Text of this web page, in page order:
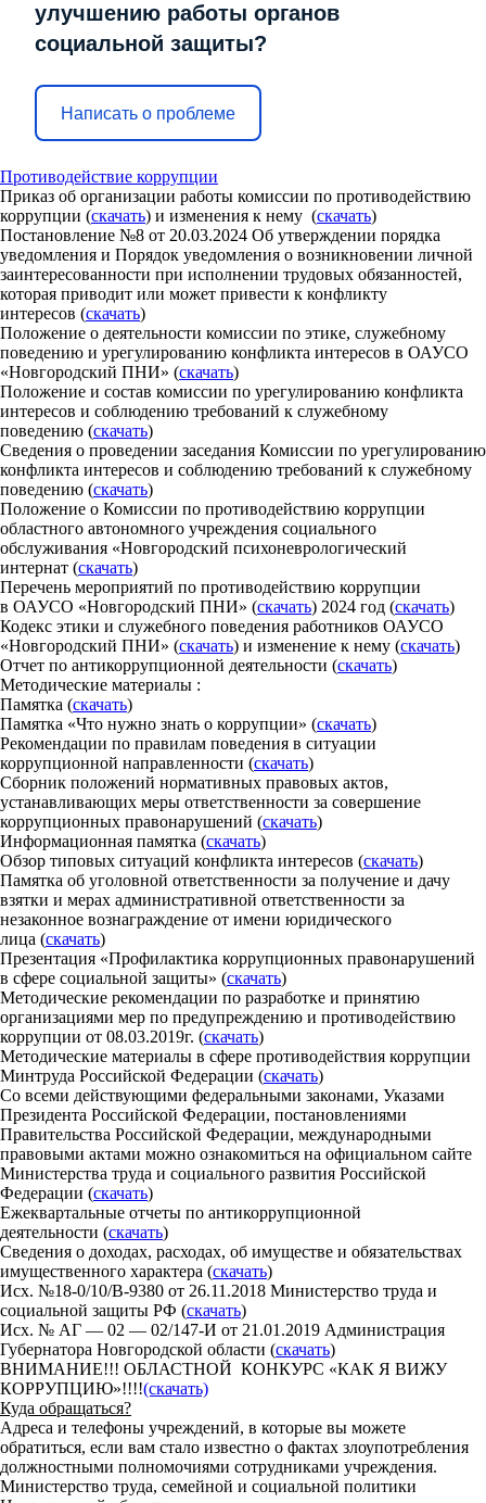
улучшению работы органов
социальной защиты?
Написать о проблеме
Противодействие коррупции
Приказ об организации работы комиссии по противодействию
коррупции (скачать) и изменения к нему (скачать)
Постановление №8 от 20.03.2024 Об утверждении порядка
уведомления и Порядок уведомления о возникновении личной
заинтересованности при исполнении трудовых обязанностей,
которая приводит или может привести к конфликту
интересов (скачать)
Положение о деятельности комиссии по этике, служебному
поведению и урегулированию конфликта интересов в ОАУСО
«Новгородский ПНИ» (скачать)
Положение и состав комиссии по урегулированию конфликта
интересов и соблюдению требований к служебному
поведению (скачать)
Сведения о проведении заседания Комиссии по урегулированию
конфликта интересов и соблюдению требований к служебному
поведению (скачать)
Положение о Комиссии по противодействию коррупции
областного автономного учреждения социального
обслуживания «Новгородский психоневрологический
интернат (скачать)
Перечень мероприятий по противодействию коррупции
в ОАУСО «Новгородский ПНИ» (скачать) 2024 год (скачать)
Кодекс этики и служебного поведения работников ОАУСО
«Новгородский ПНИ» (скачать) и изменение к нему (скачать)
Отчет по антикоррупционной деятельности (скачать)
Методические материалы :
Памятка (скачать)
Памятка «Что нужно знать о коррупции» (скачать)
Рекомендации по правилам поведения в ситуации
коррупционной направленности (скачать)
Сборник положений нормативных правовых актов,
устанавливающих меры ответственности за совершение
коррупционных правонарушений (скачать)
Информационная памятка (скачать)
Обзор типовых ситуаций конфликта интересов (скачать)
Памятка об уголовной ответственности за получение и дачу
взятки и мерах административной ответственности за
незаконное вознаграждение от имени юридического
лица (скачать)
Презентация «Профилактика коррупционных правонарушений
в сфере социальной защиты» (скачать)
Методические рекомендации по разработке и принятию
организациями мер по предупреждению и противодействию
коррупции от 08.03.2019г. (скачать)
Методические материалы в сфере противодействия коррупции
Минтруда Российской Федерации (скачать)
Со всеми действующими федеральными законами, Указами
Президента Российской Федерации, постановлениями
Правительства Российской Федерации, международными
правовыми актами можно ознакомиться на официальном сайте
Министерства труда и социального развития Российской
Федерации (скачать)
Ежеквартальные отчеты по антикоррупционной
деятельности (скачать)
Сведения о доходах, расходах, об имуществе и обязательствах
имущественного характера (скачать)
Исх. №18-0/10/В-9380 от 26.11.2018 Министерство труда и
социальной защиты РФ (скачать)
Исх. № АГ — 02 — 02/147-И от 21.01.2019 Администрация
Губернатора Новгородской области (скачать)
ВНИМАНИЕ!!! ОБЛАСТНОЙ КОНКУРС «КАК Я ВИЖУ
КОРРУПЦИЮ»!!!!(скачать)
Куда обращаться?
Адреса и телефоны учреждений, в которые вы можете
обратиться, если вам стало известно о фактах злоупотребления
должностными полномочиями сотрудниками учреждения.
Министерство труда, семейной и социальной политики